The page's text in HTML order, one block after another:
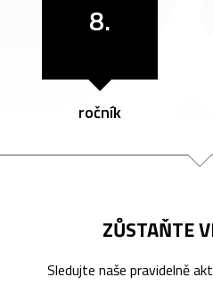
8.
ročník
ZŮSTAŇTE
Sledujte naše pravidelně